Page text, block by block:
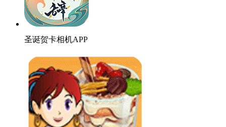
圣诞贺卡相机APP